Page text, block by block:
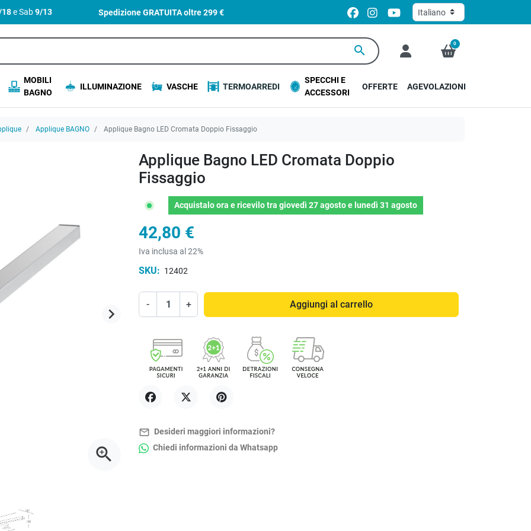
18e Sab9/13 Spedizione GRATUITA oltre299 €
search 0
MOBILI
BAGNO
ILLUMINAZIONE VASCHE TERMOARREDI
SPECCHI E
ACCESSORI
OFFERTE AGEVOLAZIONI
Applique BAGNO Applique Bagno LED Cromata Doppio Fissaggio
Successivo
keyboard_arrow_right
zoom_in
Applique Bagno LED Cromata Doppio
Fissaggio
Acquistalo ora e ricevilotragiovedì 27 agostoe lunedì 31 agosto
42,80 €
Iva inclusa al 22%
SKU: 12402
- + Aggiungi al carrello
mail_outline Desideri maggiori informazioni?
Chiedi informazioni da Whatsapp